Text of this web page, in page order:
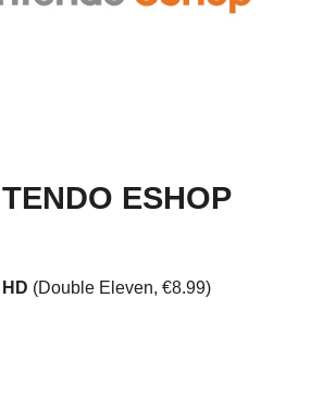
ESHOP
(Double Eleven, €8.99)